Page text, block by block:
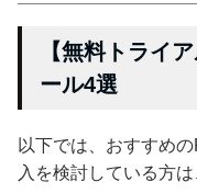
【無料トライ
ール4選
以下では、おすすめ
入を検討している方